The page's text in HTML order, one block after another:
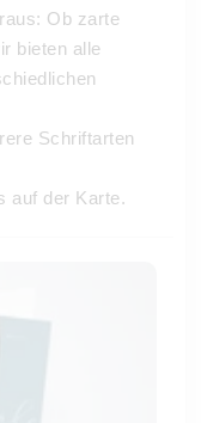
Ob zarte
bieten alle
Schriftarten
auf der Karte.